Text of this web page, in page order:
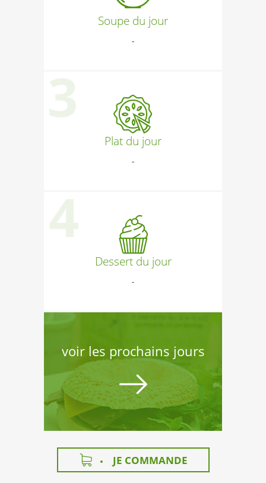
Soupe du jour
-
Plat du jour
-
Dessert du jour
-
voir les prochains jours
JE COMMANDE